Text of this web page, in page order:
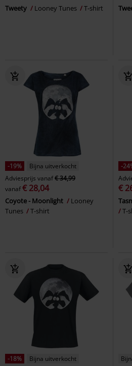
Tweety Looney Tunes T-shirt
-19%
Bijna uitverkocht
Adviesprijs vanaf€ 34,99
vanaf€ 28,04
Coyote - Moonlight
Looney
Tunes
T-shirt
-
€
T-
-18%
Bijna uitverkocht